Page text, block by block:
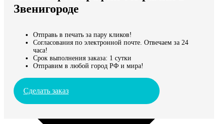
Продолжить без города
Звенигороде
Отправь в печать за пару кликов!
Согласования по электронной почте. Отвечаем за 24
часа!
Срок выполнения заказа: 1 сутки
Отправим в любой город РФ и мира!
Сделать заказ